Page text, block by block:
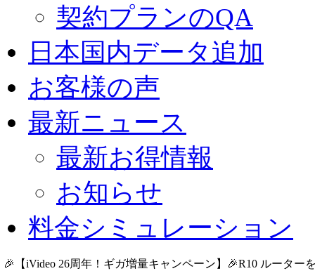
契約プランのQA
日本国内データ追加
お客様の声
最新ニュース
最新お得情報
お知らせ
料金シミュレーション
🎉【iVideo 26周年！ギガ増量キャンペーン】🎉R10 ルータ